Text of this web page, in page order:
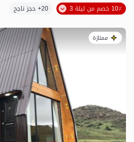
10٪ خصم من ليلة 3
20+ حجز ناجح
ممتازة